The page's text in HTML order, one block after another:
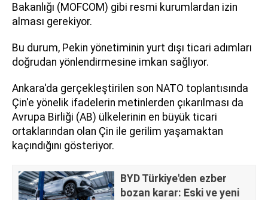
Bakanlığı (MOFCOM) gibi resmi kurumlardan izin
alması gerekiyor.
Bu durum, Pekin yönetiminin yurt dışı ticari adımları
doğrudan yönlendirmesine imkan sağlıyor.
Ankara'da gerçekleştirilen son NATO toplantısında
Çin'e yönelik ifadelerin metinlerden çıkarılması da
Avrupa Birliği (AB) ülkelerinin en büyük ticari
ortaklarından olan Çin ile gerilim yaşamaktan
kaçındığını gösteriyor.
BYD Türkiye'den ezber
bozan karar: Eski ve yeni